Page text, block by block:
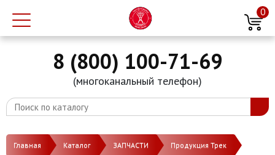
0
8 (800) 100-71-69
(многоканальный телефон)
Главная Каталог ЗАПЧАСТИ Продукция Трек